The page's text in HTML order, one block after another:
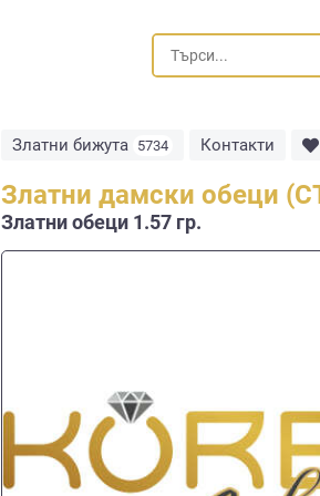
Златни бижута 5734 Контакти
Златни дамски обеци
Златни обеци 1.57 гр.